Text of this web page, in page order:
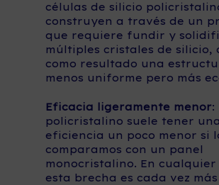
células de silicio
construyen a través de un
que requiere fundir y
múltiples cristales de silicio,
como resultado una
menos uniforme pero más
Eficacia ligeramente menor:
policristalino suele tener una
eficiencia un poco menor si
comparamos con un panel
monocristalino. En cualquier
esta brecha es cada vez más